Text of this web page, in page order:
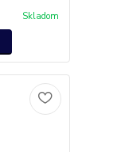
Skladom